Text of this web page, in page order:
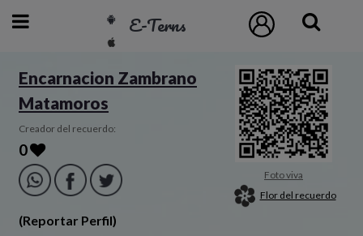
E-Terns
ESP
ENG
POR
Inicio
Encarnacion Zambrano
Matamoros
Creador del recuerdo:
0
(Reportar Perfil)
Foto viva
Flor del recuerdo